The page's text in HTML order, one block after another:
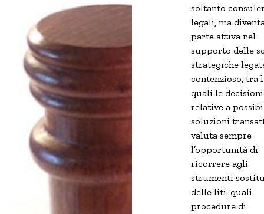
soltanto
legali, ma
parte attiva nel
supporto delle
strategiche
contenzioso, tra
quali le decisioni
relative a
soluzioni
valuta sempre
l’opportunità di
ricorrere agli
strumenti
delle liti, quali
procedure di